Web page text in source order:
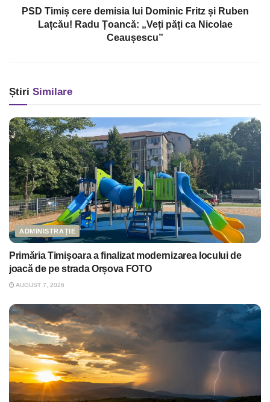
PSD Timiș cere demisia lui Dominic Fritz și Ruben
Lațcău! Radu Țoancă: „Veți păți ca Nicolae
Ceaușescu”
Știri Similare
ADMINISTRAȚIE
Primăria Timişoara a finalizat modernizarea locului de
joacă de pe strada Orșova FOTO
AUGUST 7, 2026